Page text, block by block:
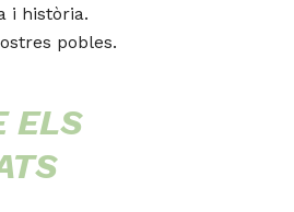
i història.
pobles.
ELS